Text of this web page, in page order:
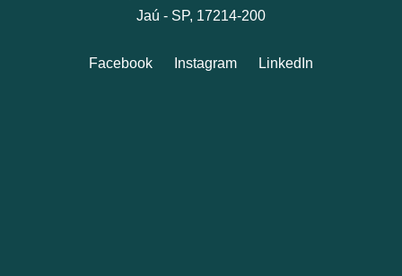
Jaú - SP, 17214-200
Facebook Instagram LinkedIn